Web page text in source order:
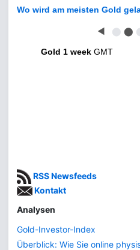
Wo wird am meisten Gold
◀ ⬤ ⬤
Gold 1 week GMT
RSS Newsfeeds
Kontakt
Analysen
Gold-Investor-Index
Überblick: Wie Sie online